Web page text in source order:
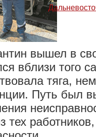
вышел в
вблизи того
тяга,
Путь был
тех